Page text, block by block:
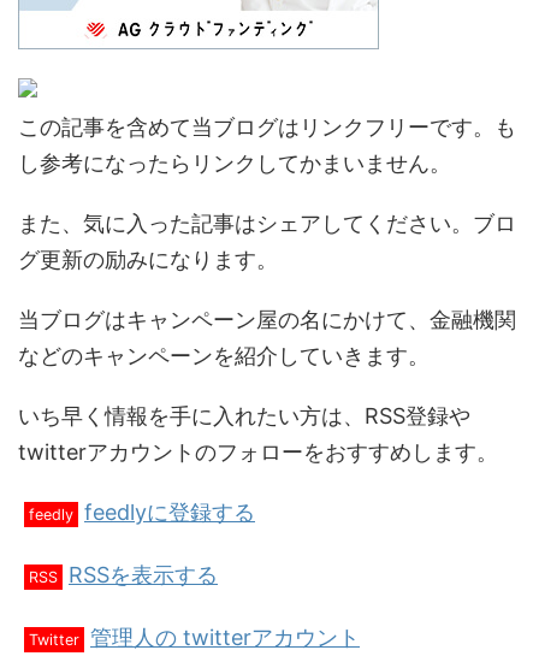
この記事を含めて当ブログはリンクフリーです。も
し参考になったらリンクしてかまいません。
また、気に入った記事はシェアしてください。ブロ
グ更新の励みになります。
当ブログはキャンペーン屋の名にかけて、金融機関
などのキャンペーンを紹介していきます。
いち早く情報を手に入れたい方は、RSS登録や
twitterアカウントのフォローをおすすめします。
feedly feedlyに登録する
RSS RSSを表示する
Twitter 管理人の twitterアカウント